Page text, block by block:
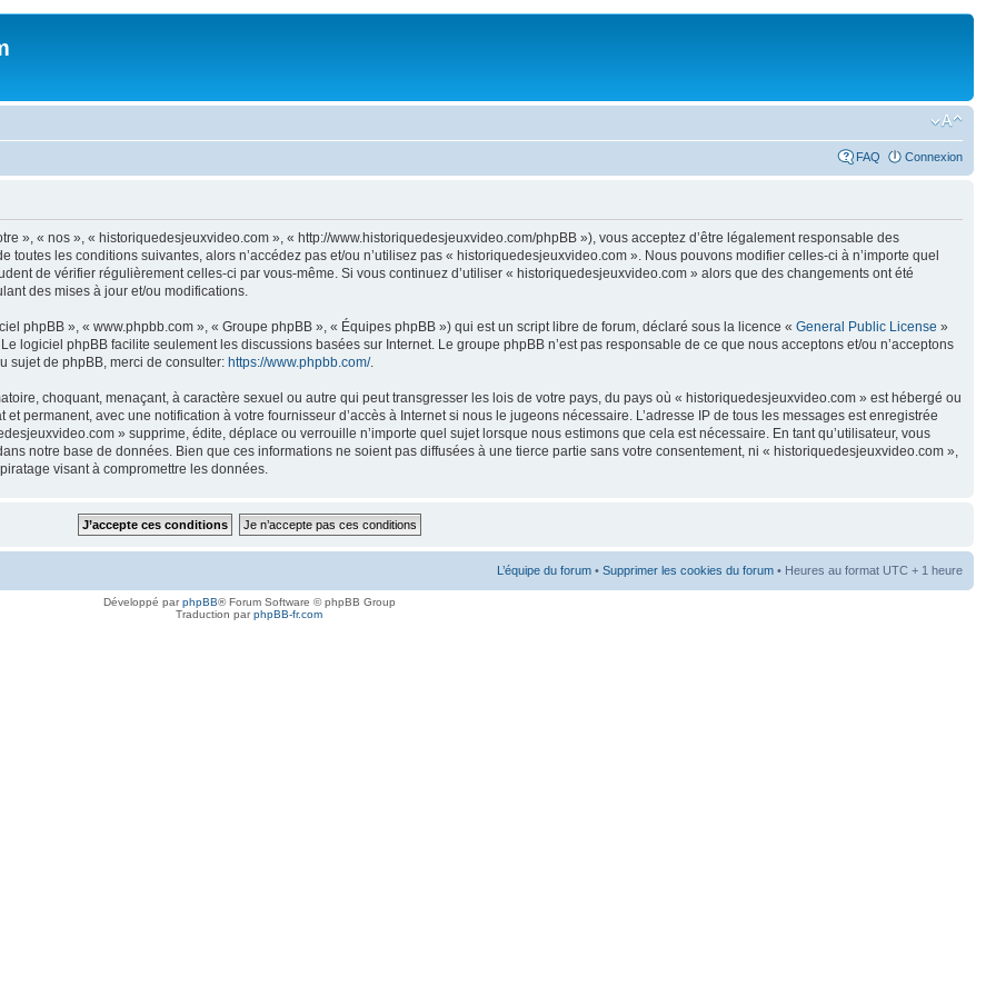
FAQ Connexion
», « nos », « historiquedesjeuxvideo.com », « http://www.historiquedesjeuxvideo.com/phpBB »), vous acceptez d’être légalement responsable des
toutes les conditions suivantes, alors n’accédez pas et/ou n’utilisez pas « historiquedesjeuxvideo.com ». Nous pouvons modifier celles-ci à n’importe quel
de vérifier régulièrement celles-ci par vous-même. Si vous continuez d’utiliser « historiquedesjeuxvideo.com » alors que des changements ont été
des mises à jour et/ou modifications.
phpBB », « www.phpbb.com », « Groupe phpBB », « Équipes phpBB ») qui est un script libre de forum, déclaré sous la licence « General Public License »
. Le logiciel phpBB facilite seulement les discussions basées sur Internet. Le groupe phpBB n’est pas responsable de ce que nous acceptons et/ou n’acceptons
sujet de phpBB, merci de consulter: https://www.phpbb.com/.
choquant, menaçant, à caractère sexuel ou autre qui peut transgresser les lois de votre pays, du pays où « historiquedesjeuxvideo.com » est hébergé ou
permanent, avec une notification à votre fournisseur d’accès à Internet si nous le jugeons nécessaire. L’adresse IP de tous les messages est enregistrée
» supprime, édite, déplace ou verrouille n’importe quel sujet lorsque nous estimons que cela est nécessaire. En tant qu’utilisateur, vous
notre base de données. Bien que ces informations ne soient pas diffusées à une tierce partie sans votre consentement, ni « historiquedesjeuxvideo.com »,
visant à compromettre les données.
L’équipe du forum • Supprimer les cookies du forum • Heures au format UTC + 1 heure
Développé parphpBB® Forum Software © phpBB Group
Traduction parphpBB-fr.com